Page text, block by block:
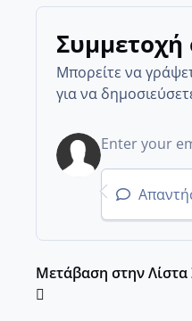
Μπορείτε να
για να
Μετάβαση στην